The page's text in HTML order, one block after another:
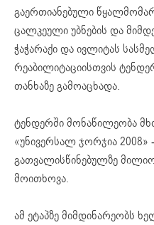
გაერთიანებული
ცალკეული უბნების და
ჭაჭარაქი და ივლიტას
რეაბილიტაციისთვის
თანხაზე გამოაცხადა.
ტენდერში მონაწილეობა
«უნივერსალ ჯორჯია 2008»
გათვალისწინებულზე
მოითხოვა.
ამ ეტაპზე მიმდინარეობს